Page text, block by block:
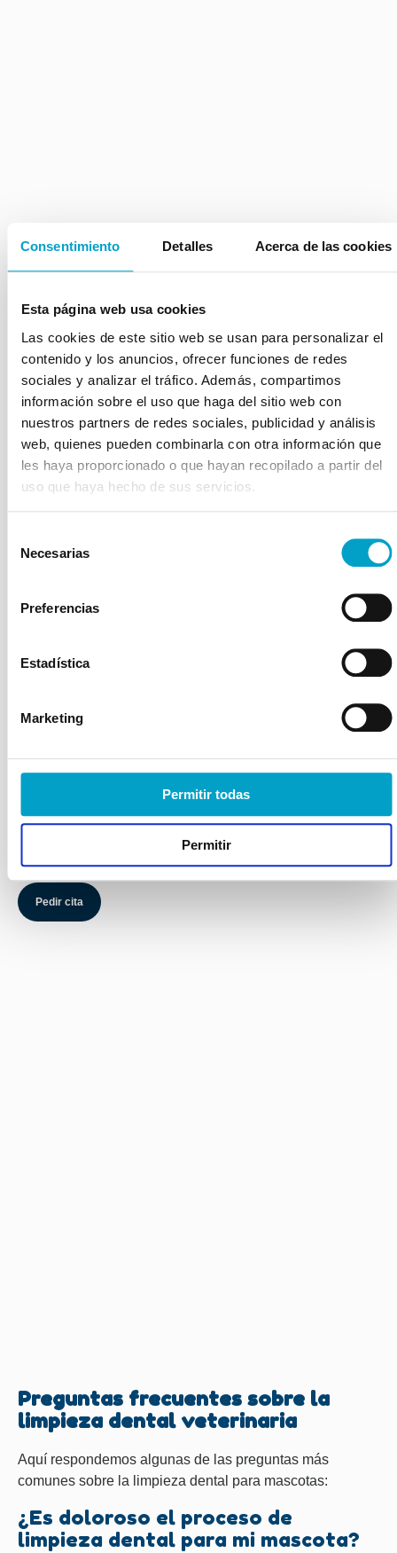
Consentimiento Detalles Acerca de las cookies
Esta página web usa cookies
Las cookies de este sitio web se usan para personalizar el
contenido y los anuncios, ofrecer funciones de redes
sociales y analizar el tráfico. Además, compartimos
información sobre el uso que haga del sitio web con
nuestros partners de redes sociales, publicidad y análisis
web, quienes pueden combinarla con otra información que
les haya proporcionado o que hayan recopilado a partir del
uso que haya hecho de sus servicios.
Necesarias
Preferencias
Estadística
Marketing
Permitir todas
Permitir
Extracción de piezas dentales
durante la limpieza
En algunos casos, puede ser necesario retirar una pieza
dental para preservar la salud de tu mascota. Este
procedimiento puede realizarse durante la misma sesión
de limpieza, aprovechando la anestesia y el equipo
disponible.
pieza dental por salud
infectada, su extracción puede ser necesaria para evitar
limpieza para intervenciones
adicionales
Durante la limpieza, evaluamos el estado general de la
cavidad oral de tu mascota. Si detectamos problemas
que requieren intervención, podemos abordarlos de
Pedir cita
Preguntas frecuentes sobre la
limpieza dental veterinaria
Aquí respondemos algunas de las preguntas más
comunes sobre la limpieza dental para mascotas:
¿Es doloroso el proceso de
limpieza dental para mi mascota?